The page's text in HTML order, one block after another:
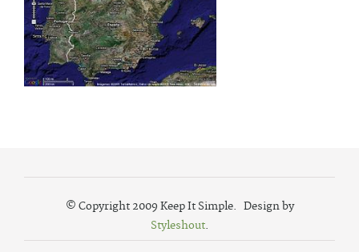
© Copyright 2009 Keep It Simple. Design by
Styleshout.